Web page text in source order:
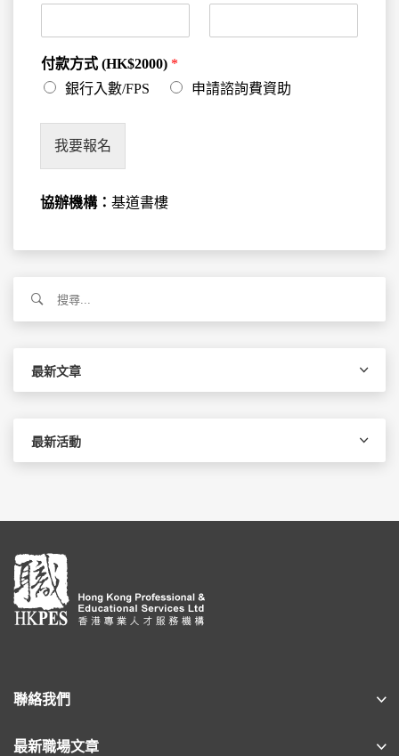
付款方式 (HK$2000) *
銀行入數/FPS
申請諮詢費資助
我要報名
協辦機構： 基道書樓
關
最新文章
最新活動
聯絡我們
最新職場文章